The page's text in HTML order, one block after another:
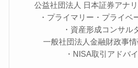
公益社団法人 日本証券アナ
・プライマリー・プライベ
・資産形成コンサル
一般社団法人金融財政事
・NISA取引アドバ